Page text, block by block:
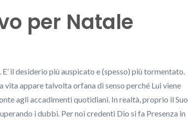
per Natale
il desiderio più auspicato e (spesso) più tormentato.
vita appare talvolta orfana di senso perché Lui viene
agli accadimenti quotidiani. In realtà, proprio il Suo
i dubbi. Per noi credenti Dio si fa Presenza in